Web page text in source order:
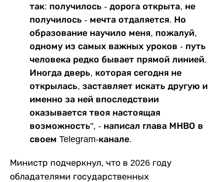
так: получилось - дорога открыта, не
получилось - мечта отдаляется. Но
образование научило меня, пожалуй,
одному из самых важных уроков - путь
человека редко бывает прямой линией.
Иногда дверь, которая сегодня не
открылась, заставляет искать другую и
именно за ней впоследствии
оказывается твоя настоящая
возможность", - написал глава МНВО в
своем Telegram-канале.
Министр подчеркнул, что в 2026 году
обладателями государственных